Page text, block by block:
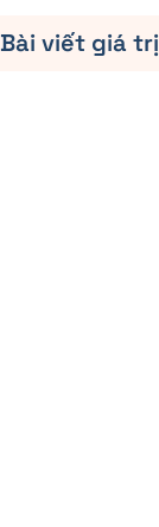
Bài viết giá trị